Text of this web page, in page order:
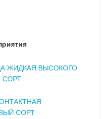
ЖИДКАЯ ВЫСОКОГО
СОРТ
СОРТ